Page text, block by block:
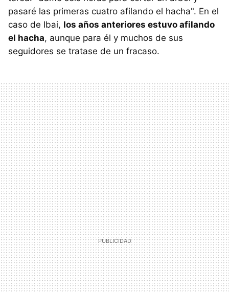
pasaré las primeras cuatro afilando el hacha". En el
caso de Ibai, los años anteriores estuvo afilando
el hacha, aunque para él y muchos de sus
seguidores se tratase de un fracaso.